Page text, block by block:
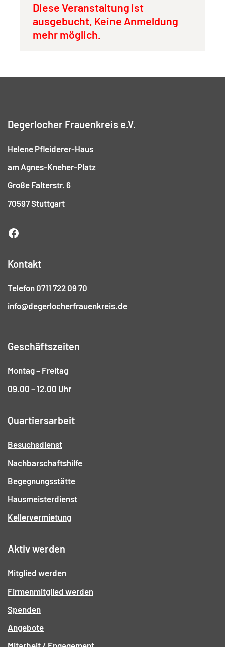
Diese Veranstaltung ist
ausgebucht. Keine Anmeldung
mehr möglich.
Degerlocher Frauenkreis e.V.
Helene Pfleiderer-Haus
am Agnes-Kneher-Platz
Große Falterstr. 6
70597 Stuttgart
Kontakt
Telefon 0711 722 09 70
info@degerlocherfrauenkreis.de
Geschäftszeiten
Montag – Freitag
09.00 – 12.00 Uhr
Quartiersarbeit
Besuchsdienst
Nachbarschaftshilfe
Begegnungsstätte
Hausmeisterdienst
Kellervermietung
Aktiv werden
Mitglied werden
Firmenmitglied werden
Spenden
Angebote